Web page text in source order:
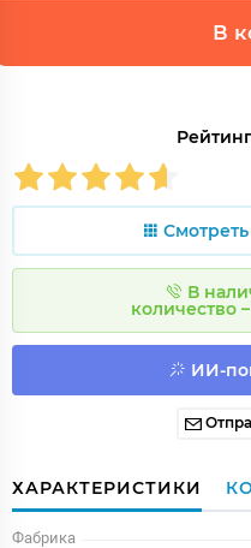
В
В
количество
ИИ-
ХАРАКТЕРИСТИКИ
Фабрика